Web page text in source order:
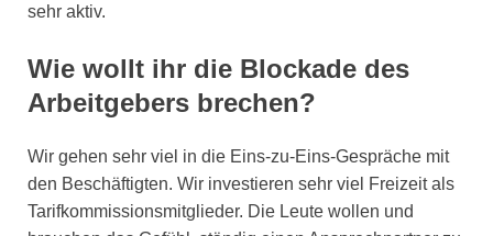
sehr aktiv.
Wie wollt ihr die Blockade des
Arbeitgebers brechen?
Wir gehen sehr viel in die Eins-zu-Eins-Gespräche mit
den Beschäftigten. Wir investieren sehr viel Freizeit als
Tarifkommissionsmitglieder. Die Leute wollen und